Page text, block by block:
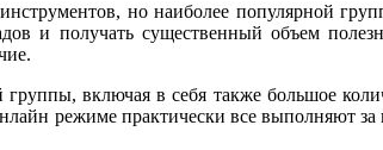
но наиболее популярной
и получать существенный объем
группы, включая в себя также большое
режиме практически все выполняют за